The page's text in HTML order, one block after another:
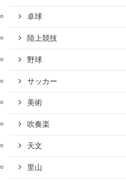
卓球
陸上競技
野球
サッカー
美術
吹奏楽
天文
里山